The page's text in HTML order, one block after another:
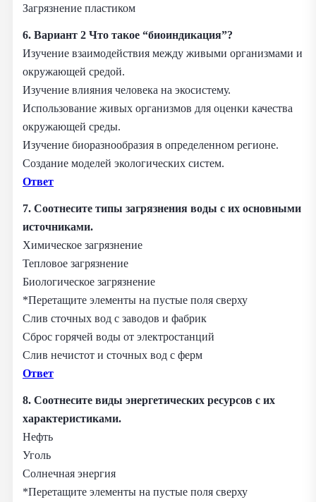
Загрязнение пластиком
6. Вариант 2 Что такое “биоиндикация”?
Изучение взаимодействия между живыми организмами и
окружающей средой.
Изучение влияния человека на экосистему.
Использование живых организмов для оценки качества
окружающей среды.
Изучение биоразнообразия в определенном регионе.
Создание моделей экологических систем.
Ответ
7. Соотнесите типы загрязнения воды с их основными
источниками.
Химическое загрязнение
Тепловое загрязнение
Биологическое загрязнение
*Перетащите элементы на пустые поля сверху
Слив сточных вод с заводов и фабрик
Сброс горячей воды от электростанций
Слив нечистот и сточных вод с ферм
Ответ
8. Соотнесите виды энергетических ресурсов с их
характеристиками.
Нефть
Уголь
Солнечная энергия
*Перетащите элементы на пустые поля сверху